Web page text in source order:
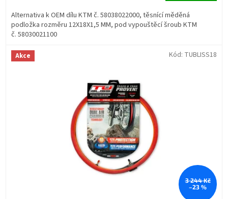
Alternativa k OEM dílu KTM č. 58038022000, těsnící měděná
podložka rozměru 12X18X1,5 MM, pod vypouštěcí šroub KTM
č. 58030021100
Akce
3 244 Kč
–23 %
Kód: TUBLISS18